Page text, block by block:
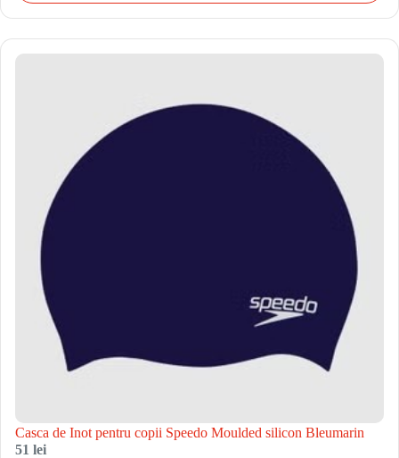
Casca de Inot pentru copii Speedo Moulded silicon Bleumarin
51 lei